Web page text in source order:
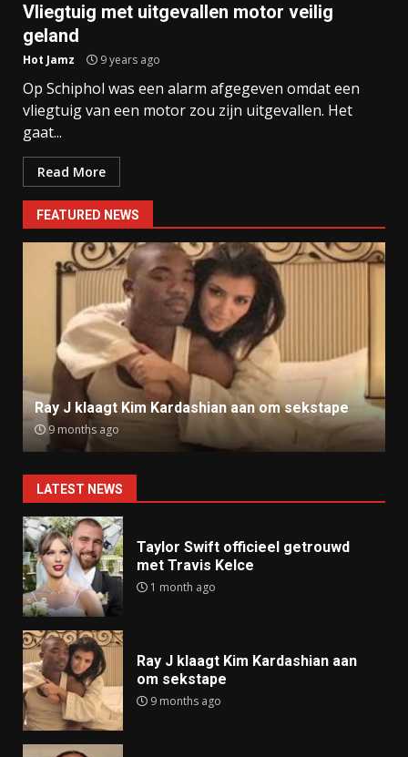
Vliegtuig met uitgevallen motor veilig
geland
Hot Jamz 9 years ago
Op Schiphol was een alarm afgegeven omdat een
vliegtuig van een motor zou zijn uitgevallen. Het
gaat...
Read More
FEATURED NEWS
Ray J klaagt Kim Kardashian aan om sekstape
9 months ago
LATEST NEWS
Taylor Swift officieel getrouwd
met Travis Kelce
1 month ago
Ray J klaagt Kim Kardashian aan
om sekstape
9 months ago